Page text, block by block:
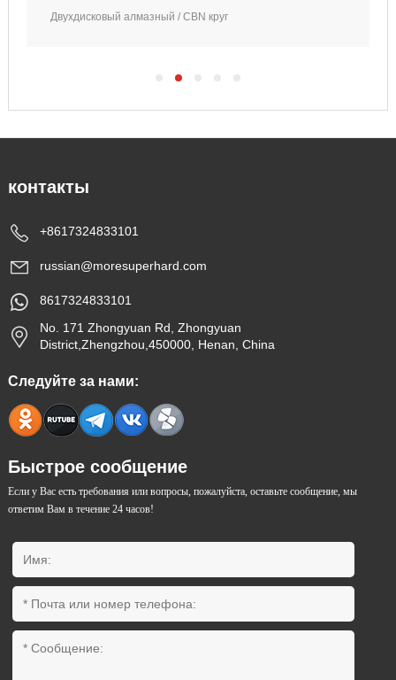
Двухдисковый алмазный / CBN круг
контакты
+8617324833101
russian@moresuperhard.com
8617324833101
No. 171 Zhongyuan Rd, Zhongyuan
District,Zhengzhou,450000, Henan, China
Следуйте за нами:
Быстрое сообщение
Если у Вас есть требования или вопросы, пожалуйста, оставьте сообщение, мы
ответим Вам в течение 24 часов!